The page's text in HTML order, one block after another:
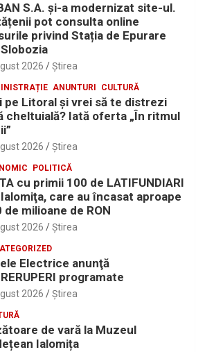
S.A. și-a modernizat site-ul.
pot consulta online
privind Stația de Epurare
2026 Ştirea
ANUNTURI CULTURĂ
pe Litoral şi vrei să te distrezi
cheltuială? Iată oferta „În ritmul
2026 Ştirea
POLITICĂ
cu primii 100 de LATIFUNDIARI
care au încasat aproape
de milioane de RON
2026 Ştirea
Electrice anunţă
programate
2026 Ştirea
de vară la Muzeul
Ialomița